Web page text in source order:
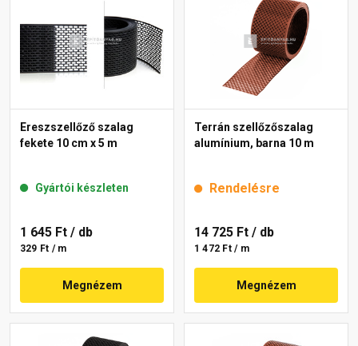
Ereszszellőző szalag
fekete 10 cm x 5 m
Gyártói készleten
1 645 Ft / db
329 Ft / m
Megnézem
Terrán szellőzőszalag
alumínium, barna 10 m
Rendelésre
14 725 Ft / db
1 472 Ft / m
Megnézem